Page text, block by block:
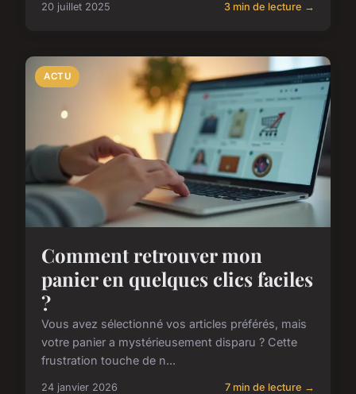
20 juillet 2025 3 min de lecture →
ACTU
Comment retrouver mon
panier en quelques clics faciles
?
Vous avez sélectionné vos articles préférés, mais
votre panier a mystérieusement disparu ? Cette
frustration touche de n...
24 janvier 2026 7 min de lecture →